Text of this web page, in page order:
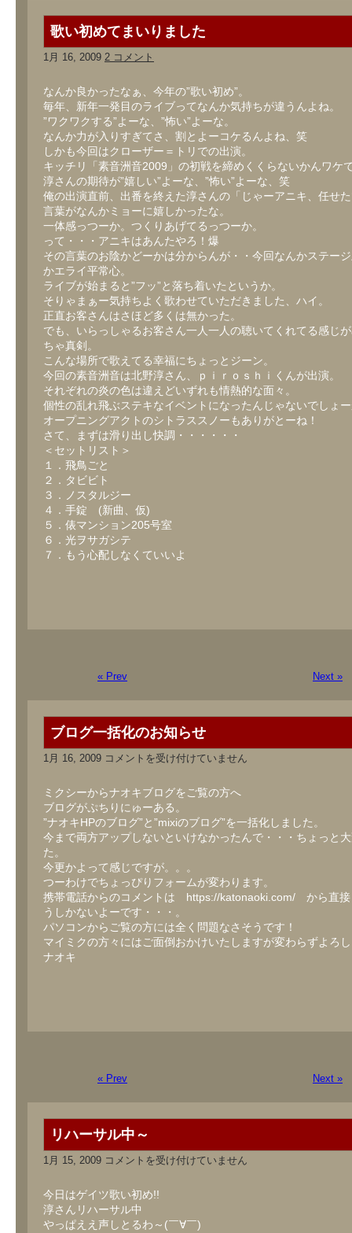
歌い初めてまいりました
1月 16, 2009 2 コメント
なんか良かったなぁ、今年の”歌い初め”。
毎年、新年一発目のライブってなんか気持ちが違うんよね。
”ワクワクする”よーな、”怖い”よーな。
なんか力が入りすぎてさ、割とよーコケるんよね、笑
しかも今回はクローザー＝トリでの出演。
キッチリ「素音洲音2009」の初戦を締めくくらないかんワケ
淳さんの期待が”嬉しい”よーな、”怖い”よーな、笑
俺の出演直前、出番を終えた淳さんの「じゃーアニキ、任せ
言葉がなんかミョーに嬉しかったな。
一体感っつーか。つくりあげてるっつーか。
って・・・アニキはあんたやろ！爆
その言葉のお陰かどーかは分からんが・・今回なんかステー
かエライ平常心。
ライブが始まると”フッ”と落ち着いたというか。
そりゃまぁー気持ちよく歌わせていただきました、ハイ。
正直お客さんはさほど多くは無かった。
でも、いらっしゃるお客さん一人一人の聴いてくれてる感じ
ちゃ真剣。
こんな場所で歌えてる幸福にちょっとジーン。
今回の素音洲音は北野淳さん、ｐｉｒｏｓｈｉくんが出演。
それぞれの炎の色は違えどいずれも情熱的な面々。
個性の乱れ飛ぶステキなイベントになったんじゃないでしょ
オープニングアクトのシトラススノーもありがとーね！
さて、まずは滑り出し快調・・・・・・
＜セットリスト＞
１．飛鳥ごと
２．タビビト
３．ノスタルジー
４．手錠 (新曲、仮)
５．俵マンション205号室
６．光ヲサガシテ
７．もう心配しなくていいよ
« Prev Next »
ブログ一括化のお知らせ
1月 16, 2009 ブ
括
化
の
お
せ
コメントを受け付けていません
ミクシーからナオキブログをご覧の方へ
ブログがぷちりにゅーある。
”ナオキHPのブログ”と”mixiのブログ”を一括化しました。
今まで両方アップしないといけなかったんで・・・ちょっと
た。
今更かよって感じですが。。。
つーわけでちょっぴりフォームが変わります。
携帯電話からのコメントは https://katonaoki.com/ から直接
うしかないよーです・・・。
パソコンからご覧の方には全く問題なさそうです！
マイミクの方々にはご面倒おかけいたしますが変わらずよろ
ナオキ
« Prev Next »
リハーサル中～
1月 15, 2009 リ
サ
中
～
コメントを受け付けていません
今日はゲイツ歌い初め!!
淳さんリハーサル中
やっぱええ声しとるわ～(￣∀￣)